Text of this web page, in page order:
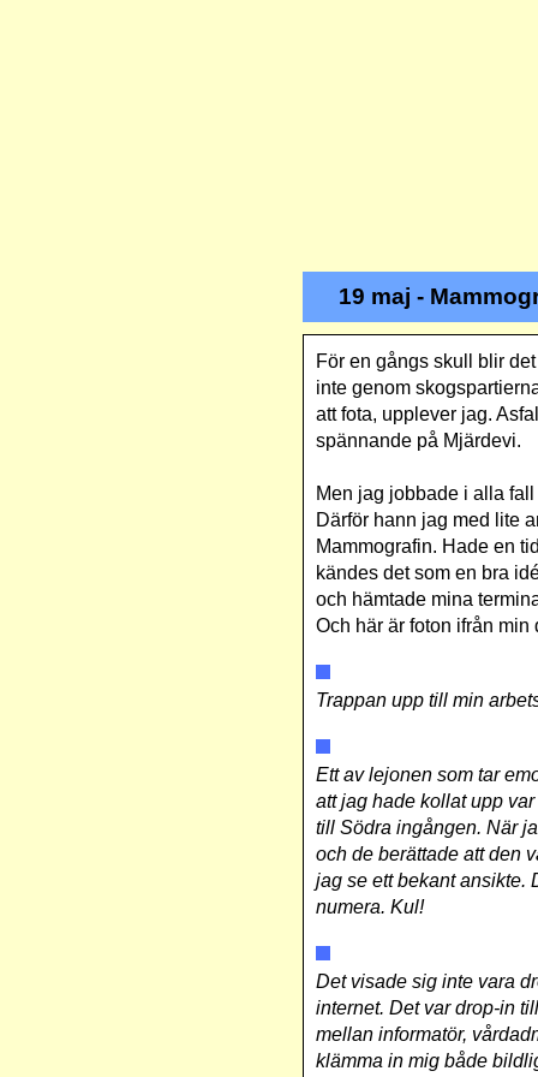
19 maj -
För en gångs skull blir
inte genom
att fota, upplever jag.
spännande på Mjärdevi.
Men jag jobbade i alla
Därför hann jag med lite
Mammografin. Hade en
kändes det som en bra
och hämtade mina
Och här är foton ifrån min
Trappan upp till min
Ett av lejonen som tar
att jag hade kollat upp
till Södra ingången. När
och de berättade att den
jag se ett bekant ansikte.
numera. Kul!
Det visade sig inte vara
internet. Det var drop-in
mellan informatör,
klämma in mig både